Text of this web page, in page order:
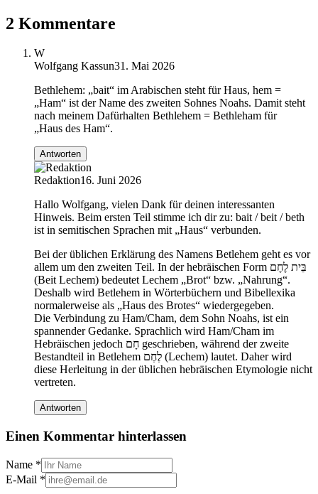
2 Kommentare
W
Wolfgang Kassun31. Mai 2026
Bethlehem: „bait“ im Arabischen steht für Haus, hem =
„Ham“ ist der Name des zweiten Sohnes Noahs. Damit steht
nach meinem Dafürhalten Bethlehem = Bethleham für
„Haus des Ham“.
Antworten
Redaktion16. Juni 2026
Hallo Wolfgang, vielen Dank für deinen interessanten
Hinweis. Beim ersten Teil stimme ich dir zu: bait / beit / beth
ist in semitischen Sprachen mit „Haus“ verbunden.
Bei der üblichen Erklärung des Namens Betlehem geht es vor
allem um den zweiten Teil. In der hebräischen Form בֵּית לֶחֶם
(Beit Lechem) bedeutet Lechem „Brot“ bzw. „Nahrung“.
Deshalb wird Betlehem in Wörterbüchern und Bibellexika
normalerweise als „Haus des Brotes“ wiedergegeben.
Die Verbindung zu Ham/Cham, dem Sohn Noahs, ist ein
spannender Gedanke. Sprachlich wird Ham/Cham im
Hebräischen jedoch חָם geschrieben, während der zweite
Bestandteil in Betlehem לֶחֶם (Lechem) lautet. Daher wird
diese Herleitung in der üblichen hebräischen Etymologie nicht
vertreten.
Antworten
Einen Kommentar hinterlassen
Name *
E-Mail *